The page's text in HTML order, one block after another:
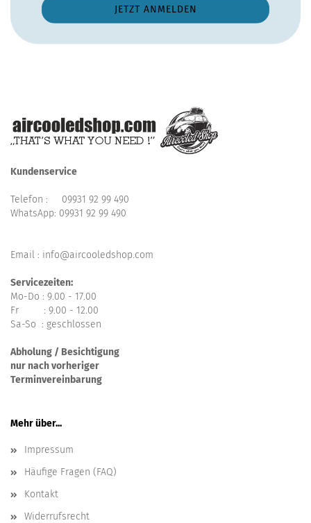
Kundenservice
Telefon : 09931 92 99 490
WhatsApp: 09931 92 99 490
Email : info@aircooledshop.com
Servicezeiten:
Mo-Do : 9.00 - 17.00
Fr : 9.00 - 12.00
Sa-So : geschlossen
Abholung / Besichtigung
nur nach vorheriger
Terminvereinbarung
Mehr über...
Impressum
Häufige Fragen (FAQ)
Kontakt
Widerrufsrecht